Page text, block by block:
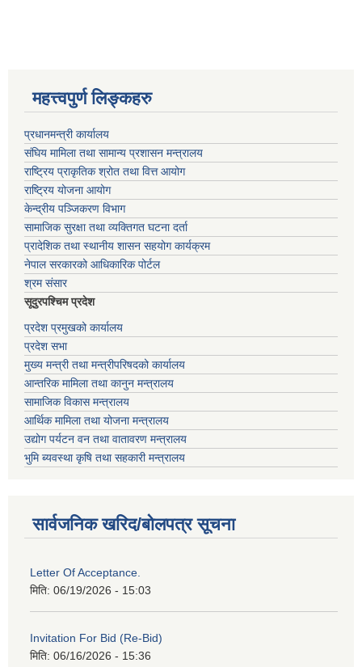
महत्त्वपुर्ण लिङ्कहरु
प्रधानमन्त्री कार्यालय
संघिय मामिला तथा सामान्य प्रशासन मन्त्रालय
राष्ट्रिय प्राकृतिक श्रोत तथा वित्त आयोग
राष्ट्रिय योजना आयोग
केन्द्रीय पञ्जिकरण विभाग
सामाजिक सुरक्षा तथा व्यक्तिगत घटना दर्ता
प्रादेशिक तथा स्थानीय शासन सहयोग कार्यक्रम
नेपाल सरकारको आधिकारिक पोर्टल
श्रम संसार
सूदुरपश्चिम प्रदेश
प्रदेश प्रमुखको कार्यालय
प्रदेश सभा
मुख्य मन्त्री तथा मन्त्रीपरिषदको कार्यालय
आन्तरिक मामिला तथा कानुन मन्त्रालय
सामाजिक विकास मन्त्रालय
आर्थिक मामिला तथा योजना मन्त्रालय
उद्योग पर्यटन वन तथा वातावरण मन्त्रालय
भुमि ब्यवस्था कृषि तथा सहकारी मन्त्रालय
सार्वजनिक खरिद/बोलपत्र सूचना
Letter Of Acceptance.
मिति: 06/19/2026 - 15:03
Invitation For Bid (Re-Bid)
मिति: 06/16/2026 - 15:36